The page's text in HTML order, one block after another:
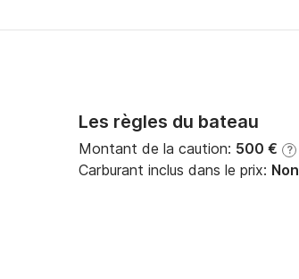
Les règles du bateau
Montant de la caution: 500 € ?
Carburant inclus dans le prix: Non